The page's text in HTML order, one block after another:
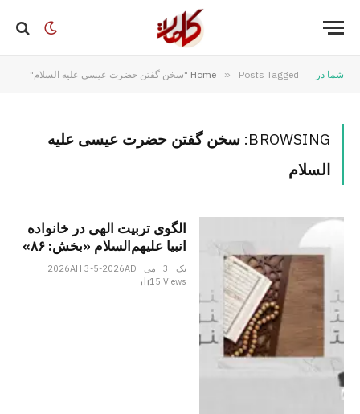
شما در Home » Posts Tagged "سخن گفتن حضرت عیسی علیه السلام"
BROWSING: سخن گفتن حضرت عیسی علیه
السلام
الگوی تربیت الهی در خانواده
انبیا‌‌ علیهم‌السلام «بخش: ۸۶»
یک _3 _می _2026AH 3-5-2026AD
15Views